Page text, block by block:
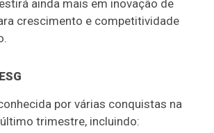
ainda mais em inovação de
crescimento e competitividade
por várias conquistas na
último trimestre, incluindo: